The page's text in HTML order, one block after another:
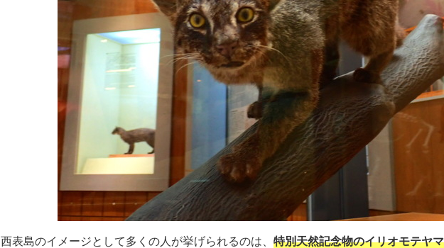
西表島のイメージとして多くの人が挙げられるのは、 特別天然記念物のイリオモテヤ